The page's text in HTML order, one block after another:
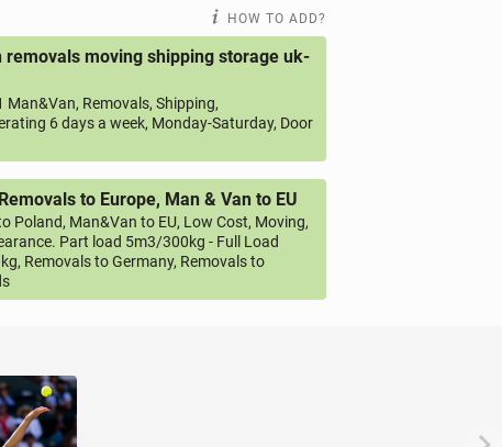
HOW TO ADD?
removals moving shipping storage uk-
Man&Van, Removals, Shipping,
6 days a week, Monday-Saturday, Door
to Europe, Man & Van to EU
Poland, Man&Van to EU, Low Cost, Moving,
Part load 5m3/300kg - Full Load
Removals to Germany, Removals to